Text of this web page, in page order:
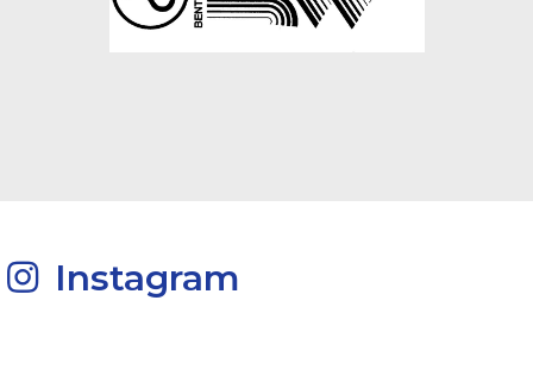
Instagram